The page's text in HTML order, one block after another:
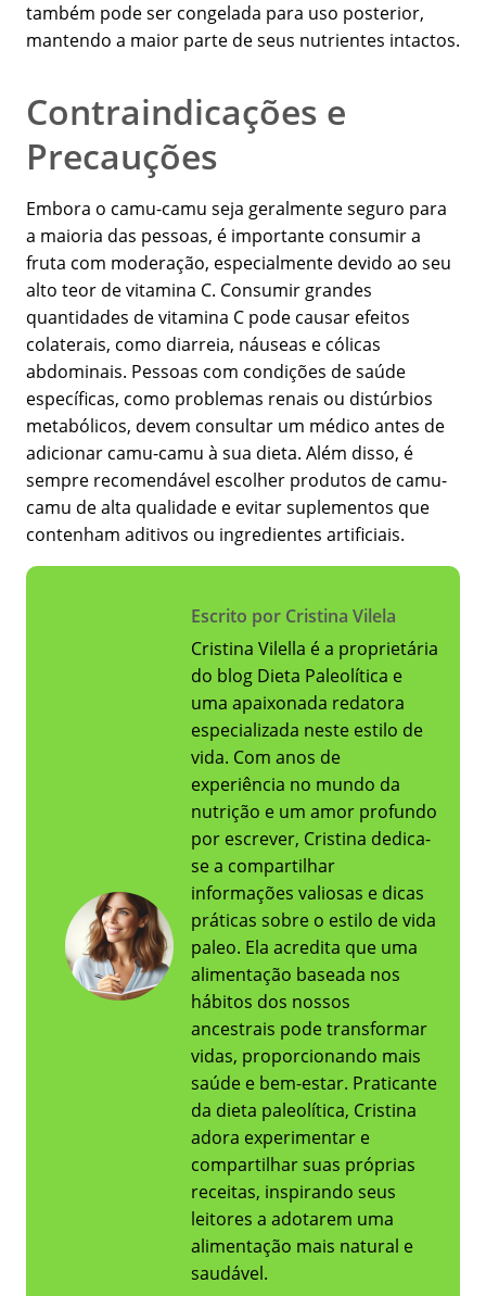
também pode ser congelada para uso posterior,
mantendo a maior parte de seus nutrientes intactos.
Contraindicações e
Precauções
Embora o camu-camu seja geralmente seguro para
a maioria das pessoas, é importante consumir a
fruta com moderação, especialmente devido ao seu
alto teor de vitamina C. Consumir grandes
quantidades de vitamina C pode causar efeitos
colaterais, como diarreia, náuseas e cólicas
abdominais. Pessoas com condições de saúde
específicas, como problemas renais ou distúrbios
metabólicos, devem consultar um médico antes de
adicionar camu-camu à sua dieta. Além disso, é
sempre recomendável escolher produtos de camu-
camu de alta qualidade e evitar suplementos que
contenham aditivos ou ingredientes artificiais.
Escrito por Cristina Vilela
Cristina Vilella é a proprietária
do blog Dieta Paleolítica e
uma apaixonada redatora
especializada neste estilo de
vida. Com anos de
experiência no mundo da
nutrição e um amor profundo
por escrever, Cristina dedica-
se a compartilhar
informações valiosas e dicas
práticas sobre o estilo de vida
paleo. Ela acredita que uma
alimentação baseada nos
hábitos dos nossos
ancestrais pode transformar
vidas, proporcionando mais
saúde e bem-estar. Praticante
da dieta paleolítica, Cristina
adora experimentar e
compartilhar suas próprias
receitas, inspirando seus
leitores a adotarem uma
alimentação mais natural e
saudável.